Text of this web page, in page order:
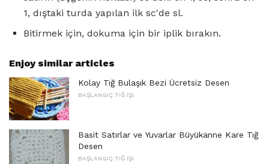
1, dıştaki turda yapılan ilk sc'de sl.
Bitirmek için, dokuma için bir iplik bırakın.
Enjoy similar articles
Kolay Tığ Bulaşık Bezi Ücretsiz Desen
BAŞLANGIÇ ​​TIĞ IŞI
Basit Satırlar ve Yuvarlar Büyükanne Kare Tığ
Desen
BAŞLANGIÇ ​​TIĞ IŞI